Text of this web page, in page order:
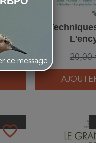
-
20,00
favorite_border
ce message